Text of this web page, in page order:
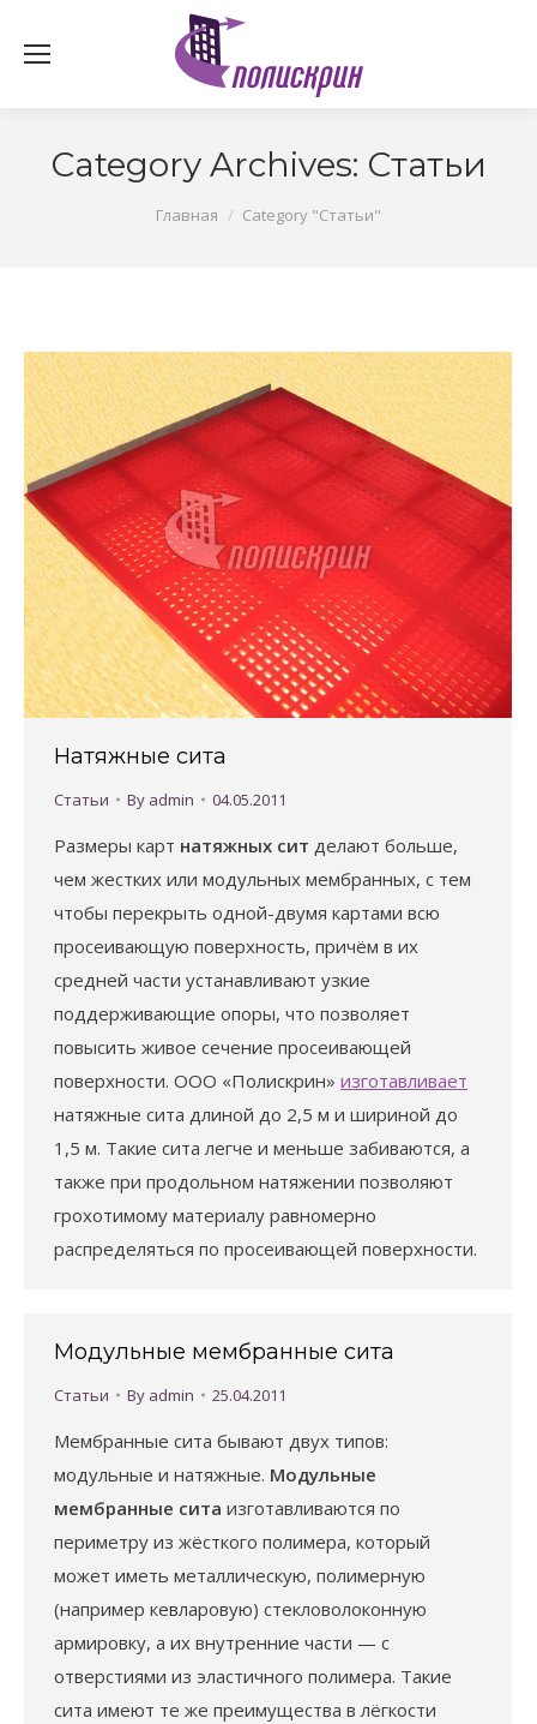
Category Archives: Статьи
Главная Category "Статьи"
Натяжные сита
Статьи By admin 04.05.2011
Размеры карт натяжных сит делают больше,
чем жестких или модульных мембранных, с тем
чтобы перекрыть одной-двумя картами всю
просеивающую поверхность, причём в их
средней части устанавливают узкие
поддерживающие опоры, что позволяет
повысить живое сечение просеивающей
поверхности. ООО «Полискрин» изготавливает
натяжные сита длиной до 2,5 м и шириной до
1,5 м. Такие сита легче и меньше забиваются, а
также при продольном натяжении позволяют
грохотимому материалу равномерно
распределяться по просеивающей поверхности.
Модульные мембранные сита
Статьи By admin 25.04.2011
Мембранные сита бывают двух типов:
модульные и натяжные. Модульные
мембранные сита изготавливаются по
периметру из жёсткого полимера, который
может иметь металлическую, полимерную
(например кевларовую) стекловолоконную
армировку, а их внутренние части — с
отверстиями из эластичного полимера. Такие
сита имеют те же преимущества в лёгкости